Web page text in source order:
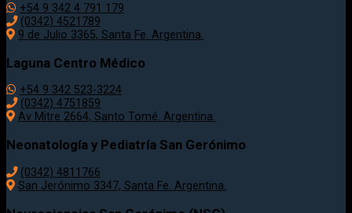
+54 9 342 4 791 179
(0342) 4521789
9 de Julio 3365, Santa Fe. Argentina.
Laguna Centro Médico
+54 9 342 523-3224
(0342) 4751859
Av Mitre 2664, Santo Tomé. Argentina.
Neonatología y Pediatría San Gerónimo
(0342) 4811766
San Jerónimo 3347, Santa Fe. Argentina.